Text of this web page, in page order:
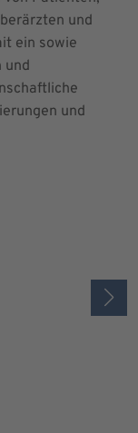
und
ein sowie
und
und